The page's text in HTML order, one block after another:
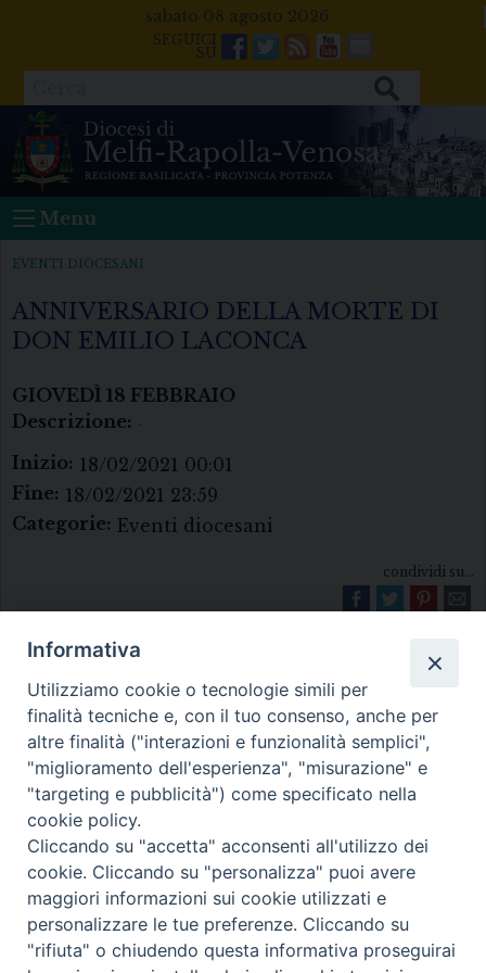
sabato 08 agosto 2026
Facebook
Twitter
FeedsYoutube
Mail
Menu
EVENTI DIOCESANI
ANNIVERSARIO DELLA MORTE DI
DON EMILIO LACONCA
GIOVEDÌ 18 FEBBRAIO
Descrizione: .
Inizio: 18/02/2021 00:01
Fine: 18/02/2021 23:59
Categorie: Eventi diocesani
condividi su...
Diocesi di Melfi Rapolla Venosa
• Largo Duomo, 12 - 85025 MELFI (PZ) •
Tel. 0972238604
PEC ufficiale della Diocesi:
diocesi.melfi_rapolla_venosa@legalmail.it
Informativa
Utilizziamo cookie o tecnologie simili per
finalità tecniche e, con il tuo consenso, anche per
altre finalità ("interazioni e funzionalità semplici",
"miglioramento dell'esperienza", "misurazione" e
"targeting e pubblicità") come specificato nella
cookie policy.
Cliccando su "accetta" acconsenti all'utilizzo dei
cookie. Cliccando su "personalizza" puoi avere
maggiori informazioni sui cookie utilizzati e
personalizzare le tue preferenze. Cliccando su
"rifiuta" o chiudendo questa informativa proseguirai